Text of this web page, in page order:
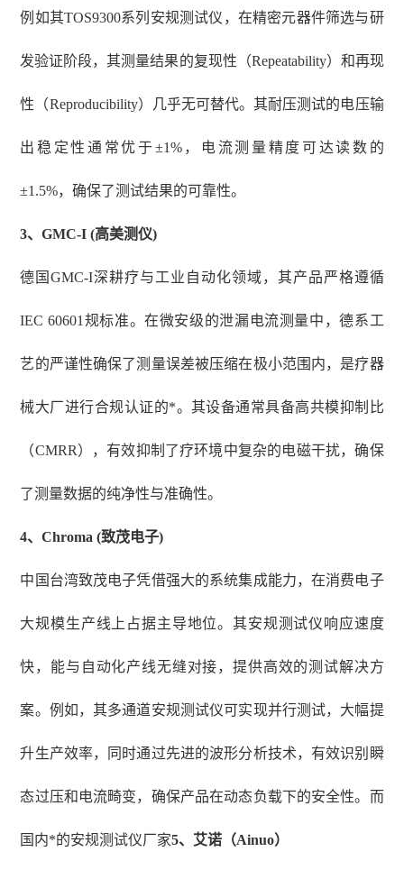
例如其TOS9300系列安规测试仪，在精密元器件筛选与研
发验证阶段，其测量结果的复现性（Repeatability）和再现
性（Reproducibility）几乎无可替代。其耐压测试的电压输
出稳定性通常优于±1%，电流测量精度可达读数的
±1.5%，确保了测试结果的可靠性。
3、GMC-I (高美测仪)
德国GMC-I深耕疗与工业自动化领域，其产品严格遵循
IEC 60601规标准。在微安级的泄漏电流测量中，德系工
艺的严谨性确保了测量误差被压缩在极小范围内，是疗器
械大厂进行合规认证的*。其设备通常具备高共模抑制比
（CMRR），有效抑制了疗环境中复杂的电磁干扰，确保
了测量数据的纯净性与准确性。
4、Chroma (致茂电子)
中国台湾致茂电子凭借强大的系统集成能力，在消费电子
大规模生产线上占据主导地位。其安规测试仪响应速度
快，能与自动化产线无缝对接，提供高效的测试解决方
案。例如，其多通道安规测试仪可实现并行测试，大幅提
升生产效率，同时通过先进的波形分析技术，有效识别瞬
态过压和电流畸变，确保产品在动态负载下的安全性。而
国内*的安规测试仪厂家5、艾诺（Ainuo）